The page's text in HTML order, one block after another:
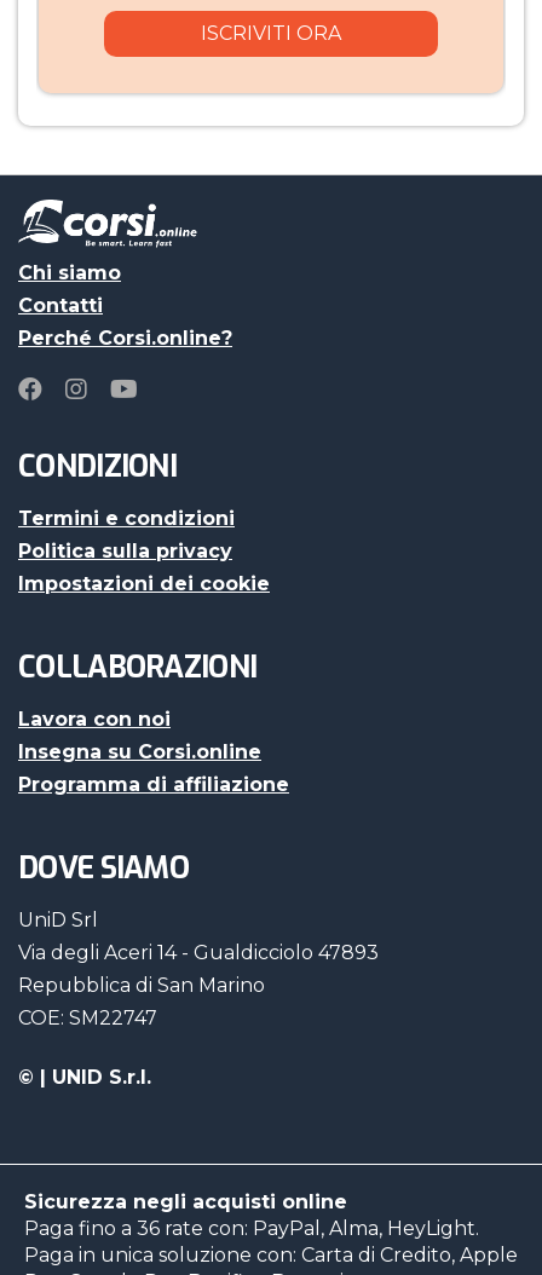
Chi siamo
Contatti
Perché Corsi.online?
CONDIZIONI
Termini e condizioni
Politica sulla privacy
Impostazioni dei cookie
COLLABORAZIONI
Lavora con noi
Insegna su Corsi.online
Programma di affiliazione
DOVE SIAMO
UniD Srl
Via degli Aceri 14 - Gualdicciolo 47893
Repubblica di San Marino
COE: SM22747
© | UNID S.r.l.
Sicurezza negli acquisti online
Paga fino a 36 rate con: PayPal, Alma, HeyLight.
Paga in unica soluzione con: Carta di Credito, Apple